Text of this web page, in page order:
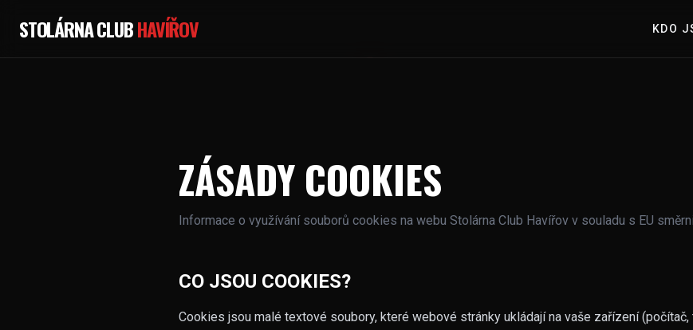
STOLÁRNA CLUBHAVÍŘOV KDO
ZÁSADY COOKIES
Informace o využívání souborů cookies na webu Stolárna Club Havířov v souladu s EU
CO JSOU COOKIES?
Cookies jsou malé textové soubory, které webové stránky ukládají na vaše zařízení